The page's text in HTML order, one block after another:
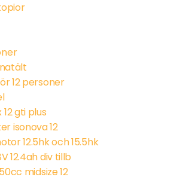
12 personer
gti plus
isonova 12
12.5hk och 15.5hk
12.4ah div tillb
midsize 12